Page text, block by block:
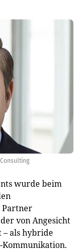
wurde beim
Partner
von Angesicht
als hybride